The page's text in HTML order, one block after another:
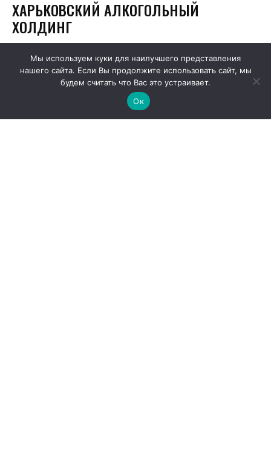
Мы используем куки для наилучшего представления
нашего сайта. Если Вы продолжите использовать сайт, мы
будем считать что Вас это устраивает.
Ок